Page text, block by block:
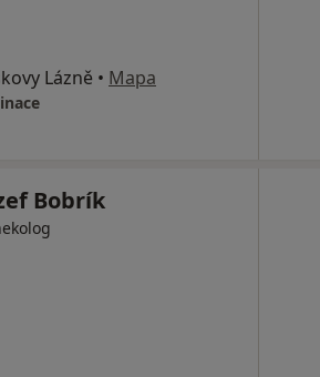
Lázně • Mapa
Bobrík